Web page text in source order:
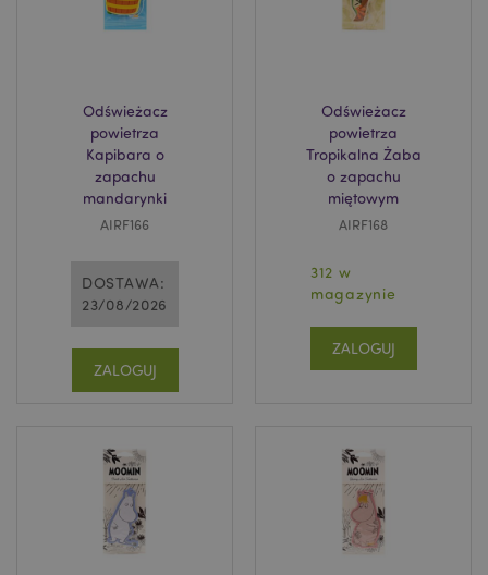
Odświeżacz
powietrza
Kapibara o
zapachu
mandarynki
AIRF166
DOSTAWA:
23/08/2026
ZALOGUJ
Odświeżacz
powietrza
Tropikalna Żaba
o zapachu
miętowym
AIRF168
312 w
magazynie
ZALOGUJ